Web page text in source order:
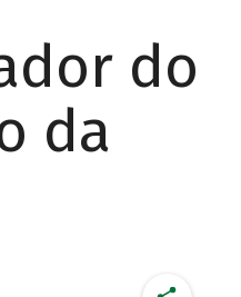
do
da